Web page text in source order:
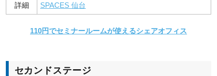
詳細 SPACES 仙台
110円でセミナールームが使えるシェアオフィス
セカンドステージ